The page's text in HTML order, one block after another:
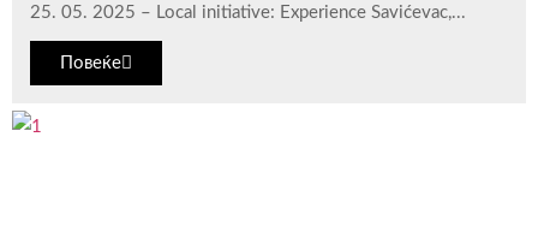
25. 05. 2025 – Local initiative: Experience Savićevac,...
Повеќе